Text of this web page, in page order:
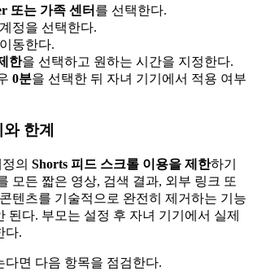
또는 가족 센터 를 선택한다.
정을 선택한다.
동한다.
한을 선택하고 원하는 시간을 지정한다.
0분을 선택한 뒤 자녀 기기에서 적용 여부
한계
의 Shorts 피드 스크롤 이용을 제한하기
모든 짧은 영상, 검색 결과, 외부 링크 또
텐츠를 기술적으로 완전히 제거하는 기능
된다. 부모는 설정 후 자녀 기기에서 실제
다.
다면 다음 항목을 점검한다.